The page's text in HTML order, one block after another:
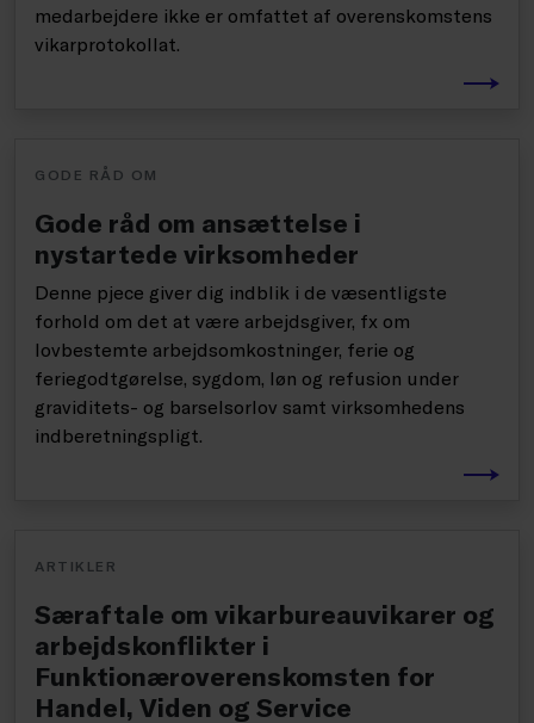
medarbejdere ikke er omfattet af overenskomstens
vikarprotokollat.
GODE RÅD OM
Gode råd om ansættelse i
nystartede virksomheder
Denne pjece giver dig indblik i de væsentligste
forhold om det at være arbejdsgiver, fx om
lovbestemte arbejdsomkostninger, ferie og
feriegodtgørelse, sygdom, løn og refusion under
graviditets- og barselsorlov samt virksomhedens
indberetningspligt.
ARTIKLER
Særaftale om vikarbureauvikarer og
arbejdskonflikter i
Funktionæroverenskomsten for
Handel, Viden og Service